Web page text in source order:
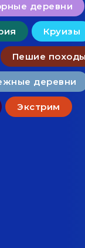
деревни
Круизы
Пешие походы
деревни
Экстрим